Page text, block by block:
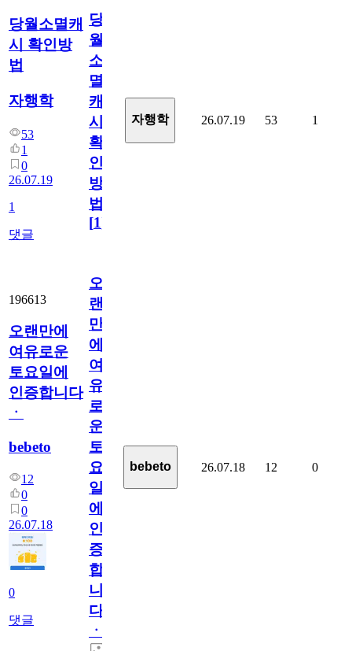
당월소멸캐
시 확인방
법
자행학
53
1
0
26.07.19
1
댓글
당
월
소
멸
캐
시
확
인
방
법
[1]
자행학 26.07.19 53 1
196613
오랜만에
여유로운
토요일에
인증합니다
ㆍ
bebeto
12
0
0
26.07.18
0
댓글
오
랜
만
에
여
유
로
운
토
요
일
에
인
증
합
니
다
ㆍ
bebeto 26.07.18 12 0